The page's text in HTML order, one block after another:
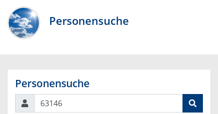
Personensuche
Personensuche
Suchen